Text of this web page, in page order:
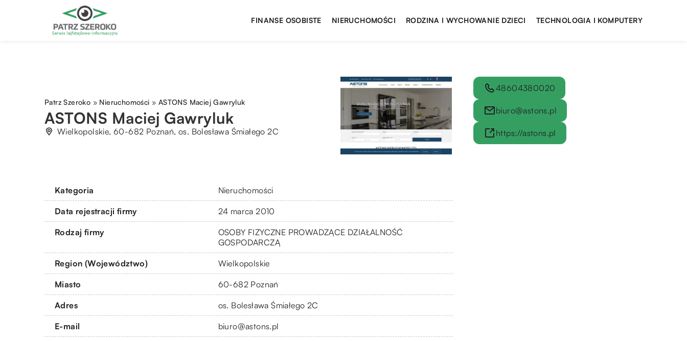
FINANSE OSOBISTE NIERUCHOMOŚCI RODZINA I WYCHOWANIE DZIECI TECHNOLOGIA I KOMPUTERY
Patrz Szeroko » Nieruchomości » ASTONS Maciej Gawryluk
ASTONS Maciej Gawryluk
Wielkopolskie, 60-682 Poznań, os. Bolesława Śmiałego 2C
Kategoria Nieruchomości
Data rejestracji firmy 24 marca 2010
Rodzaj firmy
OSOBY FIZYCZNE PROWADZĄCE DZIAŁALNOŚĆ
GOSPODARCZĄ
Region (Województwo) Wielkopolskie
Miasto 60-682 Poznań
Adres os. Bolesława Śmiałego 2C
E-mail biuro@astons.pl
48604380020
biuro@astons.pl
https://astons.pl